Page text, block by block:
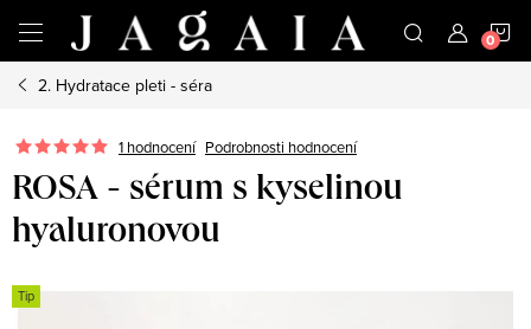
obsah
2. Hydratace pleti - séra
1 hodnocení Podrobnosti hodnocení
ROSA - sérum s kyselinou
hyaluronovou
Tip